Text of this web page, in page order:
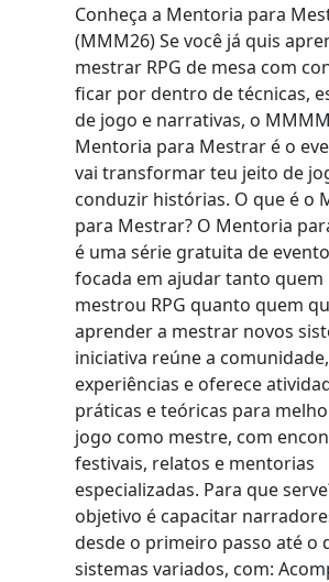
Conheça a Mentoria para
(MMM26) Se você já quis
mestrar RPG de mesa com
ficar por dentro de técnicas,
de jogo e narrativas, o
Mentoria para Mestrar é o
vai transformar teu jeito de
conduzir histórias. O que é o
para Mestrar? O Mentoria
é uma série gratuita de
focada em ajudar tanto quem
mestrou RPG quanto quem
aprender a mestrar novos
iniciativa reúne a
experiências e oferece
práticas e teóricas para
jogo como mestre, com
festivais, relatos e mentorias
especializadas. Para que
objetivo é capacitar
desde o primeiro passo até o
sistemas variados, com: